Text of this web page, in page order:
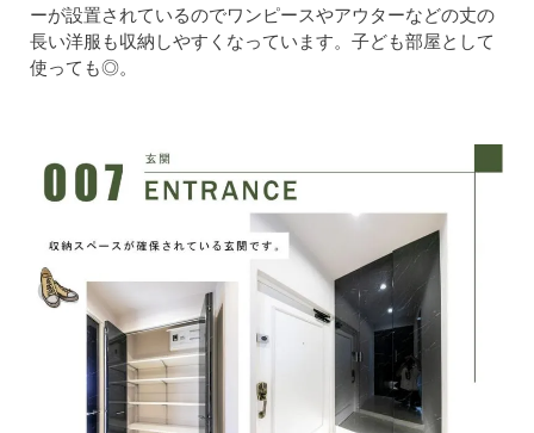
ーが設置されているのでワンピースやアウターなどの丈の
長い洋服も収納しやすくなっています。子ども部屋として
使っても◎。